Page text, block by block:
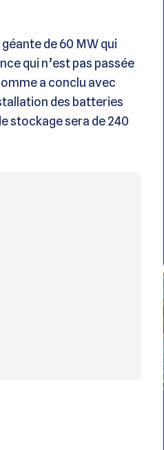
de 60 MW qui
qui n’est pas passée
a conclu avec
des batteries
stockage sera de 240